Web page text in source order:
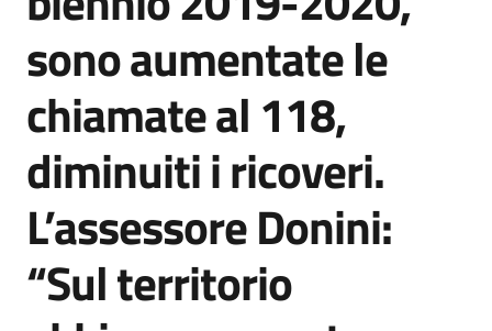
informazione
comunicazione
Seguici
su
sono aumentate le
chiamate al 118,
diminuiti i ricoveri.
L’assessore Donini:
“Sul territorio